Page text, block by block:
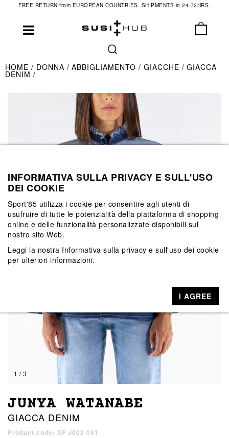
FREE RETURN from EUROPEAN COUNTRIES. SHIPMENTS in 24-72HRS.
HOME DONNA ABBIGLIAMENTO GIACCHE GIACCA
DENIM
1 / 3
JUNYA WATANABE
GIACCA DENIM
Product code: XF J002 051
INFORMATIVA SULLA PRIVACY E SULL'USO
DEI COOKIE
Sport'85 utilizza i cookie per consentire agli utenti di
usufruire di tutte le potenzialità della piattaforma di shopping
online e delle funzionalità personalizzate disponibili sul
nostro sito Web.
Leggi la nostra Informativa sulla privacy e sull'uso dei cookie
per ulteriori informazioni.
I AGREE